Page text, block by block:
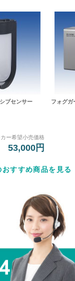
ブセンサー
カー希望小売価格
53,000円
フォグガ
おすすめ商品を見る